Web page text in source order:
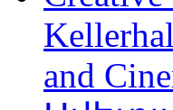
and